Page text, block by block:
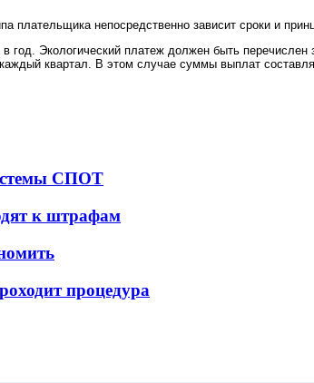
плательщика непосредственно зависит сроки и
год. Экологический платеж должен быть перечислен
квартал. В этом случае суммы выплат
СПОТ
к штрафам
процедура